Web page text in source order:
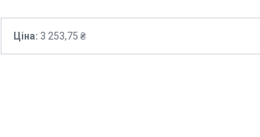
Ціна: 3 253,75 ₴